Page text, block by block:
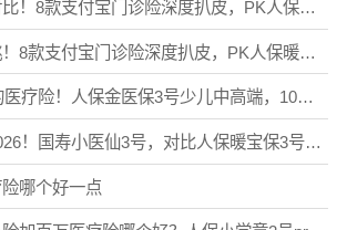
深度扒皮，PK人保暖宝保3号，哪款性价比高？推荐哪款不踩雷？（含投保入口）
门诊险深度扒皮，PK人保暖宝保3号，怎么选不踩雷？值得买吗？
金医保3号少儿中高端，10句话讲清优缺点，认准投保入口在这！
，对比人保暖宝保3号、金医保3号少儿中高端，大保司门诊险PK，哪款最值得买？
哪个好一点